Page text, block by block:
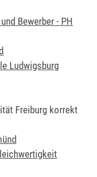
Bewerber - PH
Ludwigsburg
Freiburg korrekt